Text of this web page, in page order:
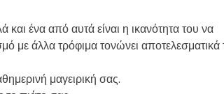
ένα από αυτά είναι η ικανότητα του να
με άλλα τρόφιμα τονώνει αποτελεσματικά
μαγειρική σας.